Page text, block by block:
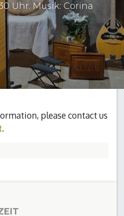
Uhr. Musik: Corina
please contact us
.